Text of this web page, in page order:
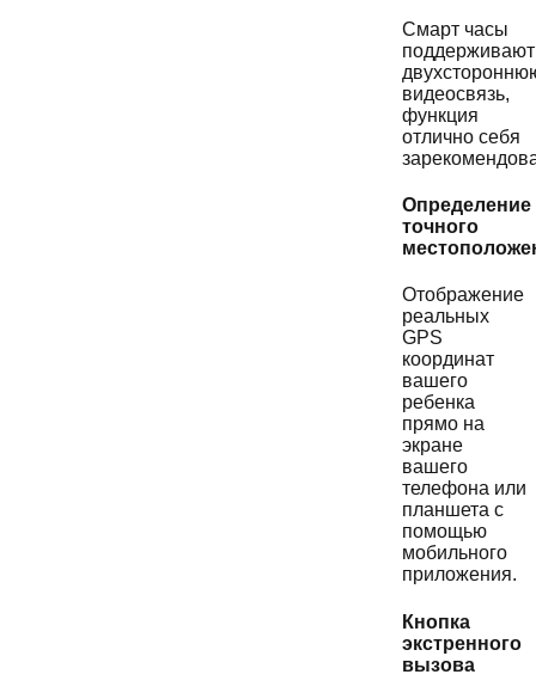
Смарт часы
поддерживают
видеосвязь,
функция
отлично себя
Определение
точного
Отображение
реальных
GPS
координат
вашего
ребенка
прямо на
экране
вашего
телефона или
планшета с
помощью
мобильного
приложения.
Кнопка
экстренного
вызова